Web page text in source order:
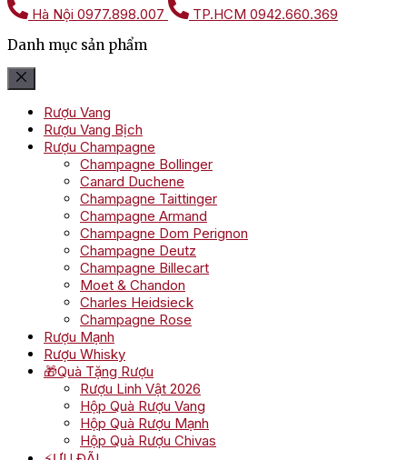
Hà Nội 0977.898.007 TP.HCM 0942.660.369
Danh mục sản phẩm
Rượu Vang
Rượu Vang Bịch
Rượu Champagne
Champagne Bollinger
Canard Duchene
Champagne Taittinger
Champagne Armand
Champagne Dom Perignon
Champagne Deutz
Champagne Billecart
Moet & Chandon
Charles Heidsieck
Champagne Rose
Rượu Mạnh
Rượu Whisky
🎁Quà Tặng Rượu
Rượu Linh Vật 2026
Hộp Quà Rượu Vang
Hộp Quà Rượu Mạnh
Hộp Quà Rượu Chivas